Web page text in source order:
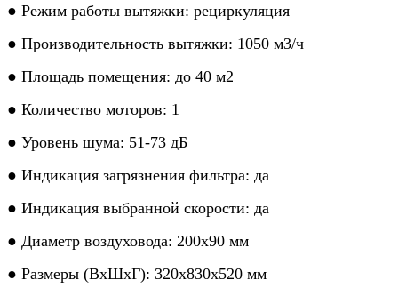
● Режим работы вытяжки: рециркуляция
● Производительность вытяжки: 1050 м3/ч
● Площадь помещения: до 40 м2
● Количество моторов: 1
● Уровень шума: 51-73 дБ
● Индикация загрязнения фильтра: да
● Индикация выбранной скорости: да
● Диаметр воздуховода: 200х90 мм
● Размеры (ВхШхГ): 320х830х520 мм